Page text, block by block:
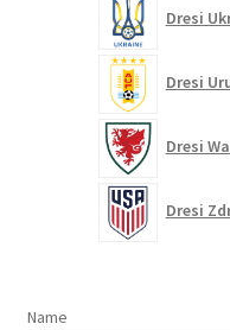
Dresi
Dresi
Dresi
Dresi
Name